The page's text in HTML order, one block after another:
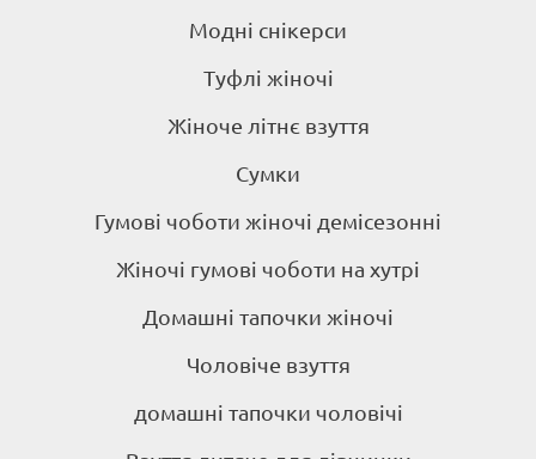
Модні снікерси
Туфлі жіночі
Жіноче літнє взуття
Сумки
Гумові чоботи жіночі демісезонні
Жіночі гумові чоботи на хутрі
Домашні тапочки жіночі
Чоловіче взуття
домашні тапочки чоловічі